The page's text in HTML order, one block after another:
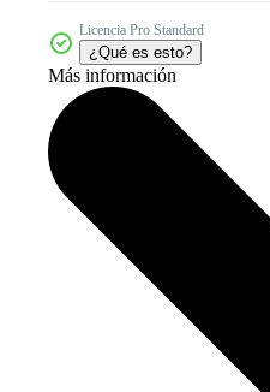
Licencia Pro Standard
¿Qué es esto?
Más información